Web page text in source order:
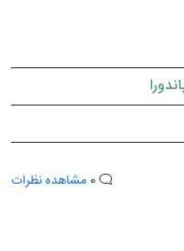
مشاهده نظرات